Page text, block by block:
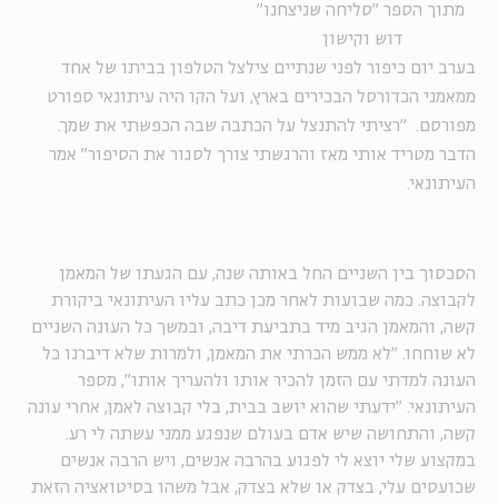
מתוך הספר "סליחה שניצחנו"
דוש וקישון
בערב יום כיפור לפני שנתיים צילצל הטלפון בביתו של אחד
ממאמני הכדורסל הבכירים בארץ, ועל הקו היה עיתונאי ספורט
מפורסם. "רציתי להתנצל על הכתבה שבה הכפשתי את שמך.
הדבר מטריד אותי מאז והרגשתי צורך לסגור את הסיפור" אמר
העיתונאי.
הסכסוך בין השניים החל באותה שנה, עם הגעתו של המאמן
לקבוצה. כמה שבועות לאחר מכן כתב עליו העיתונאי ביקורת
קשה, והמאמן הגיב מיד בתביעת דיבה, ובמשך כל העונה השניים
לא שוחחו. "לא ממש הכרתי את המאמן, ולמרות שלא דיברנו כל
העונה למדתי עם הזמן להכיר אותו ולהעריך אותו", מספר
העיתונאי. "ידעתי שהוא יושב בבית, בלי קבוצה לאמן, אחרי עונה
קשה, והתחושה שיש אדם בעולם שנפגע ממני עשתה לי רע.
במקצוע שלי יוצא לי לפגוע בהרבה אנשים, ויש הרבה אנשים
שכועסים עלי, בצדק או שלא בצדק, אבל משהו בסיטואציה הזאת